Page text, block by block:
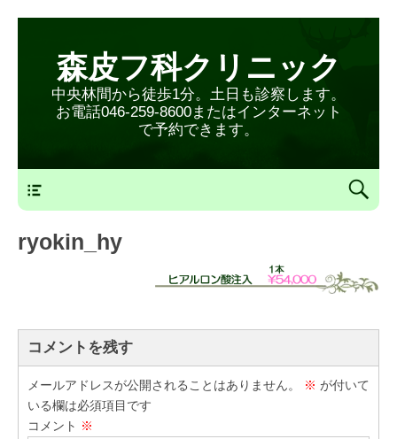
森皮フ科クリニック
中央林間から徒歩1分。土日も診察します。
お電話046-259-8600またはインターネット
で予約できます。
ryokin_hy
コメントを残す
メールアドレスが公開されることはありません。 ※ が付いて
いる欄は必須項目です
コメント ※